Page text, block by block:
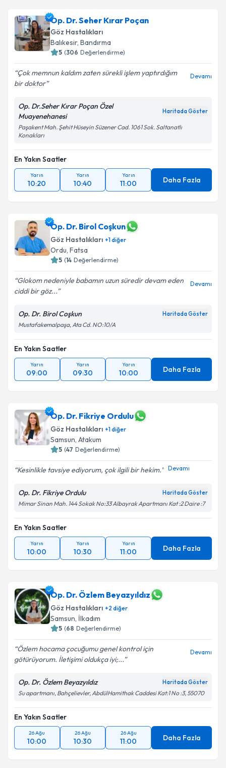
Op. Dr. Seher Kırar Poçan
Göz Hastalıkları
Balıkesir, Bandırma
5 (306 Değerlendirme)
Çok memnun kaldım zaten sürekli işlem yaptırdığım
bir doktor
Devamı
Op. Dr.Seher Kırar Poçan Özel
Muayenehanesi
Haritada Göster
Paşakent Mah. Şehit Hüseyin Süzener Cad. 1061 Sok. Saltanatlı
Konakları
En Yakın Saatler
Yarın
10:20
Yarın
10:40
Yarın
11:00 Daha Fazla
Op. Dr. Birol Coşkun
Göz Hastalıkları +1diğer
Ordu, Fatsa
5 (14 Değerlendirme)
Glokom nedeniyle babamın uzun süredir devam eden
ciddi bir göz...
Devamı
Op. Dr. Birol Coşkun Haritada Göster
Mustafakemalpaşa, Ata Cd. NO:10/A
En Yakın Saatler
Yarın
09:00
Yarın
09:30
Yarın
10:00 Daha Fazla
Op. Dr. Fikriye Ordulu
Göz Hastalıkları +1diğer
Samsun, Atakum
5 (47 Değerlendirme)
Kesinlikle tavsiye ediyorum, çok ilgili bir hekim. Devamı
Op. Dr. Fikriye Ordulu Haritada Göster
Mimar Sinan Mah. 144 Sokak No:33 Albayrak Apartmanı Kat :2 Daire :7
En Yakın Saatler
Yarın
10:00
Yarın
10:30
Yarın
11:00 Daha Fazla
Op. Dr. Özlem Beyazyıldız
Göz Hastalıkları +2 diğer
Samsun, İlkadım
5 (68 Değerlendirme)
Özlem hocama çocuğumu genel kontrol için
götürüyorum. İletişimi oldukça iyi;...
Devamı
Op. Dr. Özlem Beyazyıldız Haritada Göster
Su apartmanı, Bahçelievler, AbdülHamithak Caddesi Kat:1 No :3, 55070
En Yakın Saatler
26 Ağu
10:00
26 Ağu
10:30
26 Ağu
11:00 Daha Fazla